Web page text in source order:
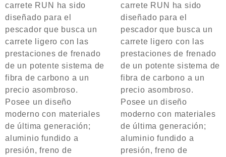
n
0
d
e
5
carrete RUN ha sido
diseñado para el
pescador que busca un
carrete ligero con las
prestaciones de frenado
de un potente sistema de
fibra de carbono a un
precio asombroso.
Posee un diseño
moderno con materiales
de última generación;
aluminio fundido a
presión, freno de
n
0
d
e
5
carrete RUN ha sido
diseñado para el
pescador que busca un
carrete ligero con las
prestaciones de frenado
de un potente sistema de
fibra de carbono a un
precio asombroso.
Posee un diseño
moderno con materiales
de última generación;
aluminio fundido a
presión, freno de